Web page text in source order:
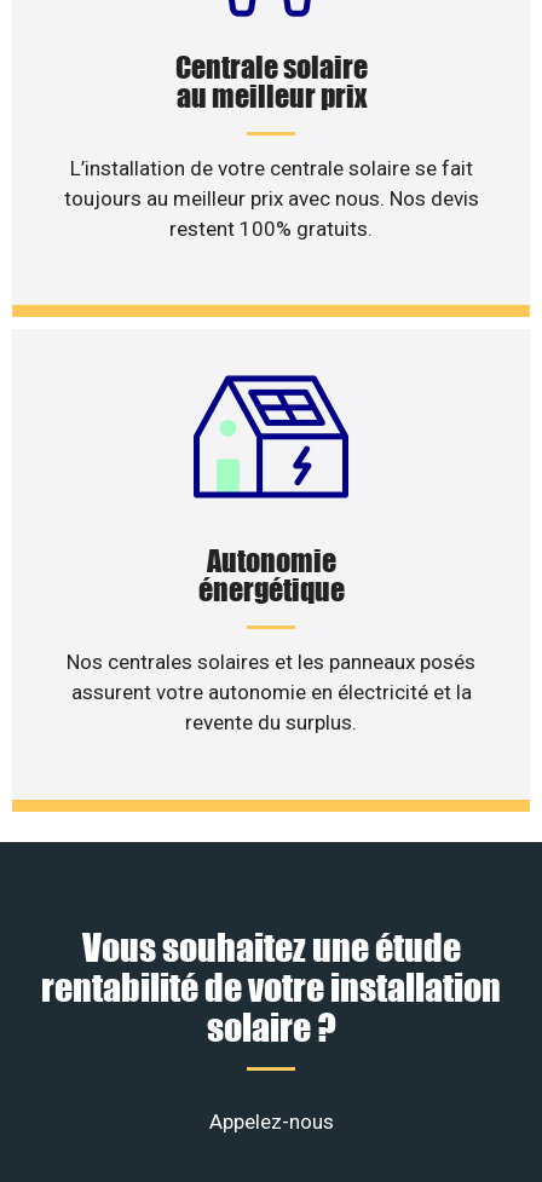
Centrale solaire
au meilleur prix
L’installation de votre centrale solaire se fait
toujours au meilleur prix avec nous. Nos devis
restent 100% gratuits.
Autonomie
énergétique
Nos centrales solaires et les panneaux posés
assurent votre autonomie en électricité et la
revente du surplus.
Vous souhaitez une étude
rentabilité de votre installation
solaire ?
Appelez-nous